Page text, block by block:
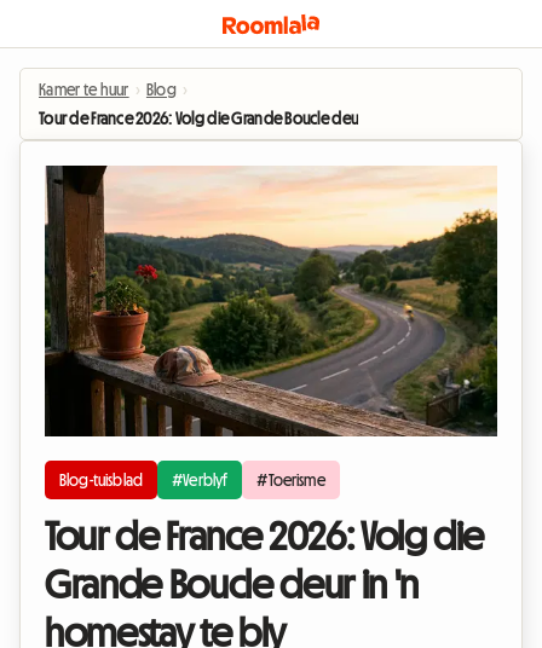
Kamer te huur › Blog ›
Tour de France 2026: Volg die Grande Boucle deur in 'n homestay te bly
Blog-tuisblad #Verblyf #Toerisme
Tour de France 2026: Volg die
Grande Boucle deur in 'n
homestay te bly